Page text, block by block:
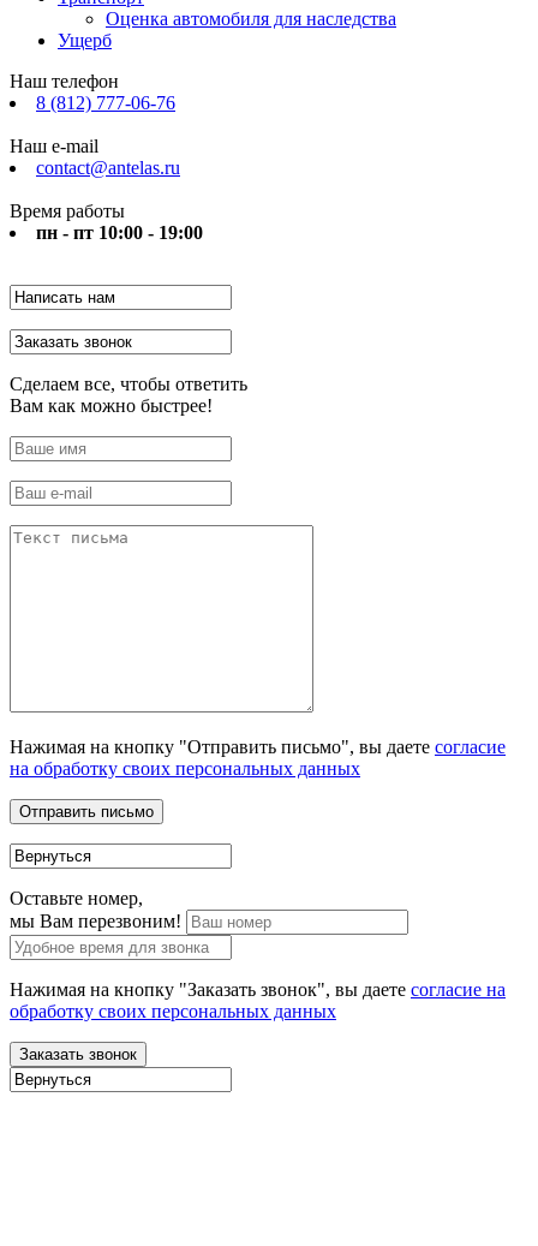
Оценка автомобиля для наследства
Ущерб
Наш телефон
8 (812) 777-06-76
Наш e-mail
contact@antelas.ru
Время работы
пн - пт 10:00 - 19:00
Сделаем все, чтобы ответить
Вам как можно быстрее!
Нажимая на кнопку "Отправить письмо", вы даете согласие
на обработку своих персональных данных
Оставьте номер,
мы Вам перезвоним!
Нажимая на кнопку "Заказать звонок", вы даете согласие на
обработку своих персональных данных